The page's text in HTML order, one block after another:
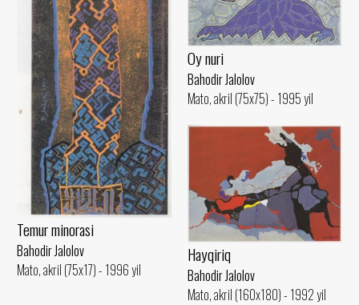
Temur minorasi
Bahodir Jalolov
Mato, akril (75x17) - 1996 yil
Oy nuri
Bahodir Jalolov
Mato, akril (75x75) - 1995 yil
Hayqiriq
Bahodir Jalolov
Mato, akril (160x180) - 1992 yil